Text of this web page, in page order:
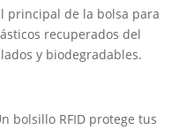
principal de la bolsa para
recuperados del
y biodegradables.
bolsillo RFID protege tus